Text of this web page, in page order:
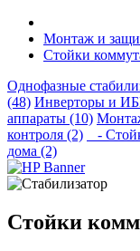
Монтаж и
Стойки
Однофазные
(48) Инверторы и
аппараты (10)
контроля (2)
-
дома (2)
Стойки